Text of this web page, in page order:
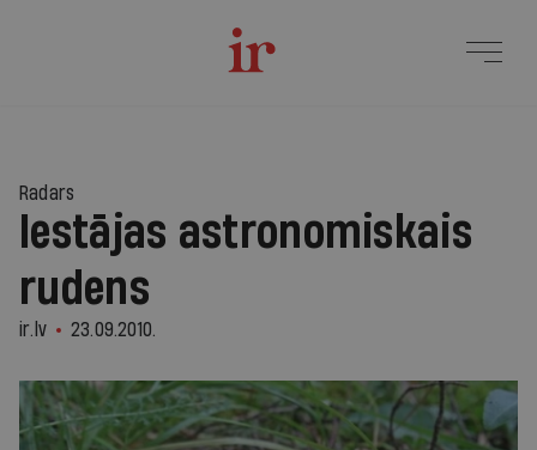
Radars
Iestājas astronomiskais
rudens
ir.lv 23.09.2010.